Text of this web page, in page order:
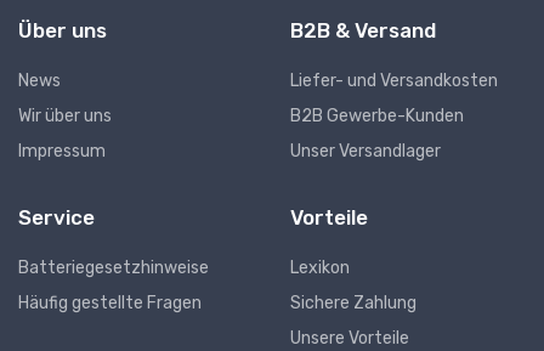
Über uns
News
Wir über uns
Impressum
B2B & Versand
Liefer- und Versandkosten
B2B Gewerbe-Kunden
Unser Versandlager
Service
Batteriegesetzhinweise
Häufig gestellte Fragen
Vorteile
Lexikon
Sichere Zahlung
Unsere Vorteile